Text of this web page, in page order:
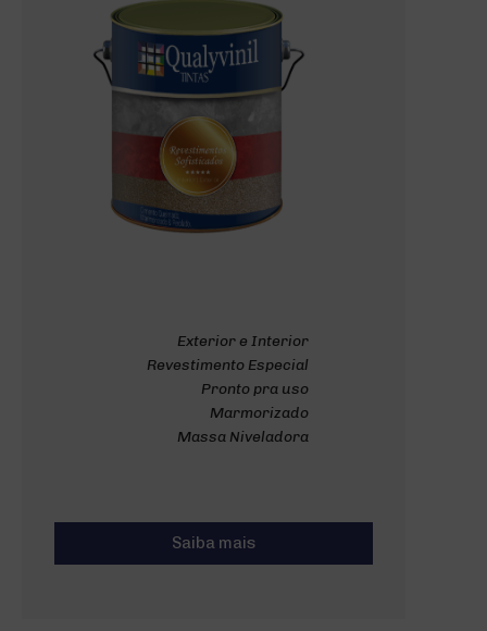
Exterior e Interior
Revestimento Especial
Pronto pra uso
Marmorizado
Massa Niveladora
Saiba mais